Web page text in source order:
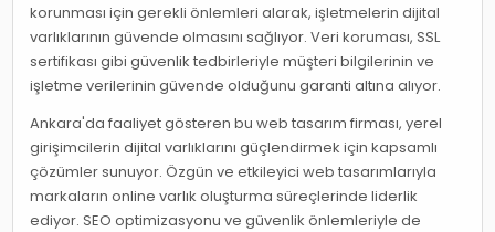
korunması için gerekli önlemleri alarak, işletmelerin dijital
varlıklarının güvende olmasını sağlıyor. Veri koruması, SSL
sertifikası gibi güvenlik tedbirleriyle müşteri bilgilerinin ve
işletme verilerinin güvende olduğunu garanti altına alıyor.
Ankara'da faaliyet gösteren bu web tasarım firması, yerel
girişimcilerin dijital varlıklarını güçlendirmek için kapsamlı
çözümler sunuyor. Özgün ve etkileyici web tasarımlarıyla
markaların online varlık oluşturma süreçlerinde liderlik
ediyor. SEO optimizasyonu ve güvenlik önlemleriyle de